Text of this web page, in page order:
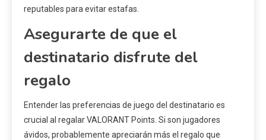
reputables para evitar estafas.
Asegurarte de que el
destinatario disfrute del
regalo
Entender las preferencias de juego del destinatario es
crucial al regalar VALORANT Points. Si son jugadores
ávidos, probablemente apreciarán más el regalo que